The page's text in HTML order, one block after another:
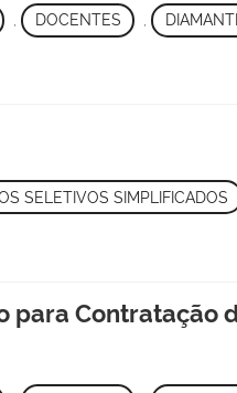
, DOCENTES ,
SELETIVOS SIMPLIFICADOS
para Contratação